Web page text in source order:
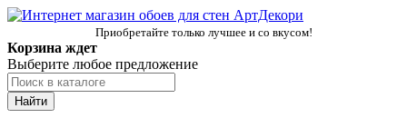
Приобретайте только лучшее и со вкусом!
Корзина ждет
Выберите любое предложение
Найти